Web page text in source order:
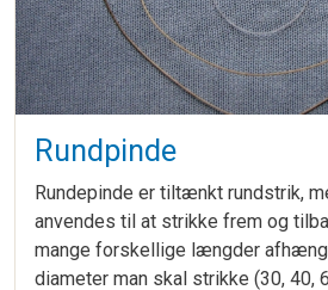
Rundpinde
Rundepinde er tiltænkt rundstrik,
anvendes til at strikke frem og
mange forskellige længder
diameter man skal strikke (30, 40,